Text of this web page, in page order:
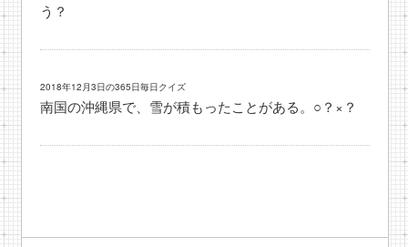
う？
2018年12月3日の365日毎日クイズ
南国の沖縄県で、雪が積もったことがある。○？×？